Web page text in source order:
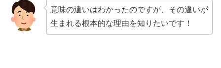
意味の違いはわかったのですが、その違いが
生まれる根本的な理由を知りたいです！